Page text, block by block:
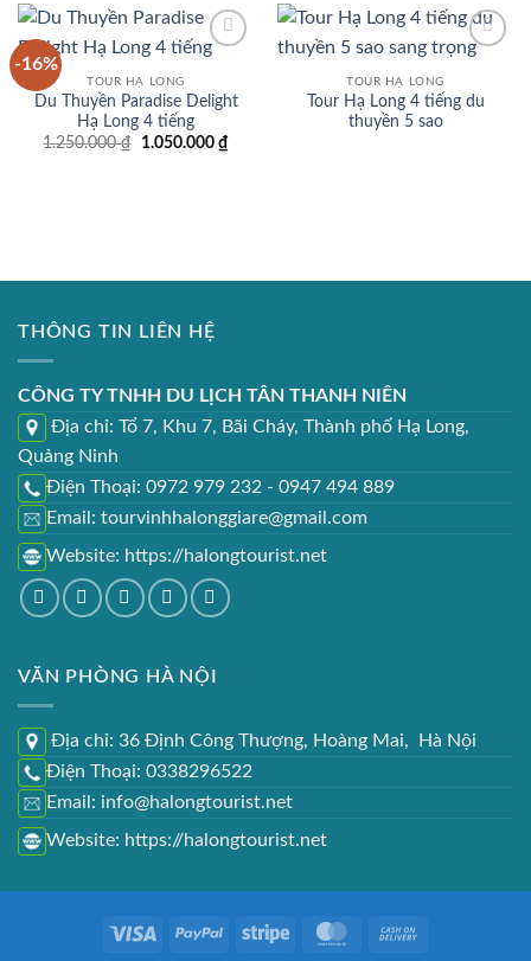
3.350.000 ₫.
-16%
TOUR HẠ LONG
Du Thuyền Paradise Delight
Hạ Long 4 tiếng
1.250.000₫
Giá
1.050.000 ₫Giá
TOUR HẠ LONG
Tour Hạ Long 4 tiếng du
thuyền 5 sao
THÔNG TIN LIÊN HỆ
CÔNG TY TNHH DU LỊCH TÂN THANH NIÊN
Địa chỉ: Tổ 7, Khu 7, Bãi Cháy, Thành phố Hạ Long,
Quảng Ninh
Điện Thoại: 0972 979 232 - 0947 494 889
Email: tourvinhhalonggiare@gmail.com
Website: https://halongtourist.net
VĂN PHÒNG HÀ NỘI
Địa chỉ: 36 Định Công Thượng, Hoàng Mai, Hà Nội
Điện Thoại: 0338296522
Email: info@halongtourist.net
Website: https://halongtourist.net
Visa PayPal Stripe MasterCard